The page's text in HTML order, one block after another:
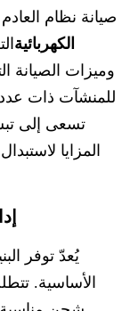
صيانة نظام
الكهربائية
وميزات الصيانة
للمنشآت ذات
تسعى إلى
المزايا
يُعدّ توفر
الأساسية.